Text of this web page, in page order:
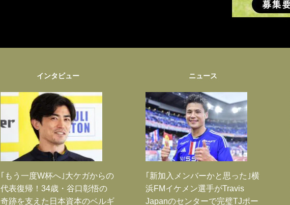
インタビュー
｢もう一度W杯へ｣大ケガからの
代表復帰！34歳・谷口彰悟の
奇跡を支えた日本資本のベルギ
ニュース
｢新加入メンバーかと思った｣横
浜FMイケメン選手がTravis
Japanのセンターで完璧TJポー